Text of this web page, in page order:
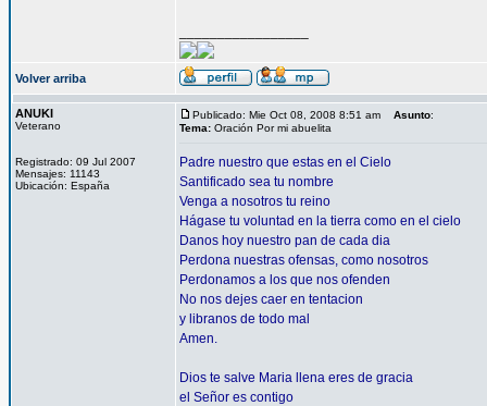
Volver arriba
ANUKI
Veterano
Registrado: 09 Jul 2007
Mensajes: 11143
Ubicación: España
Publicado: Mie Oct 08, 2008 8:51 am Asunto:
Tema: Oración Por mi abuelita
Padre nuestro que estas en el Cielo
Santificado sea tu nombre
Venga a nosotros tu reino
Hágase tu voluntad en la tierra como en el cielo
Danos hoy nuestro pan de cada dia
Perdona nuestras ofensas, como nosotros
Perdonamos a los que nos ofenden
No nos dejes caer en tentacion
y libranos de todo mal
Amen.
Dios te salve Maria llena eres de gracia
el Señor es contigo